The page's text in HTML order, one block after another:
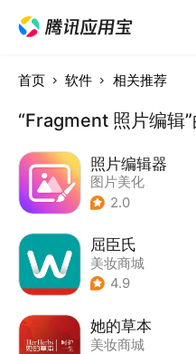
首页 软件 相关推荐
“Fragment 照片编辑
照片编辑器
图片美化
2.0
屈臣氏
美妆商城
4.9
她的草本
美妆商城